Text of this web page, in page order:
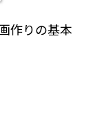
作りの基本